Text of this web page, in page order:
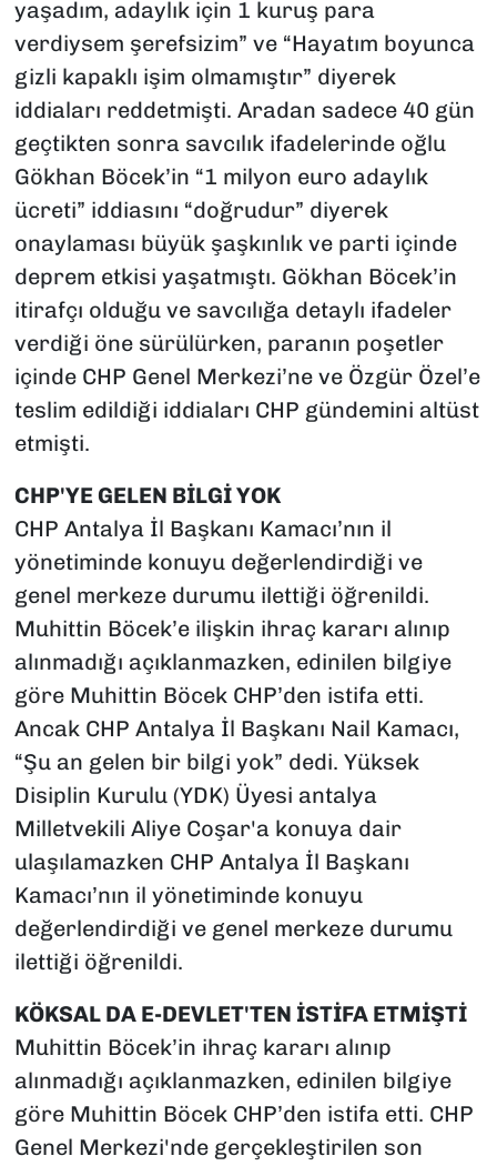
yaşadım, adaylık için 1 kuruş para
verdiysem şerefsizim” ve “Hayatım boyunca
gizli kapaklı işim olmamıştır” diyerek
iddiaları reddetmişti. Aradan sadece 40 gün
geçtikten sonra savcılık ifadelerinde oğlu
Gökhan Böcek’in “1 milyon euro adaylık
ücreti” iddiasını “doğrudur” diyerek
onaylaması büyük şaşkınlık ve parti içinde
deprem etkisi yaşatmıştı. Gökhan Böcek’in
itirafçı olduğu ve savcılığa detaylı ifadeler
verdiği öne sürülürken, paranın poşetler
içinde CHP Genel Merkezi’ne ve Özgür Özel’e
teslim edildiği iddiaları CHP gündemini altüst
etmişti.
CHP'YE GELEN BİLGİ YOK
CHP Antalya İl Başkanı Kamacı’nın il
yönetiminde konuyu değerlendirdiği ve
genel merkeze durumu ilettiği öğrenildi.
Muhittin Böcek’e ilişkin ihraç kararı alınıp
alınmadığı açıklanmazken, edinilen bilgiye
göre Muhittin Böcek CHP’den istifa etti.
Ancak CHP Antalya İl Başkanı Nail Kamacı,
“Şu an gelen bir bilgi yok” dedi. Yüksek
Disiplin Kurulu (YDK) Üyesi antalya
Milletvekili Aliye Coşar'a konuya dair
ulaşılamazken CHP Antalya İl Başkanı
Kamacı’nın il yönetiminde konuyu
değerlendirdiği ve genel merkeze durumu
ilettiği öğrenildi.
KÖKSAL DA E-DEVLET'TEN İSTİFA ETMİŞTİ
Muhittin Böcek’in ihraç kararı alınıp
alınmadığı açıklanmazken, edinilen bilgiye
göre Muhittin Böcek CHP’den istifa etti. CHP
Genel Merkezi'nde gerçekleştirilen son